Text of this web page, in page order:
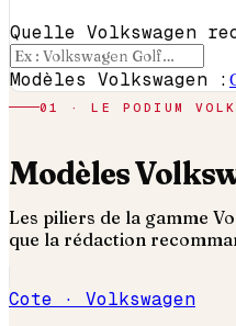
Quelle Volkswagen
Modèles Volkswagen :
01 · LE PODIUM
Modèles
Les piliers de la gamme
que la rédaction
Cote · Volkswagen